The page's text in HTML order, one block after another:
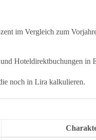
im Vergleich zum
Hoteldirektbuchungen in
noch in Lira kalkulieren.